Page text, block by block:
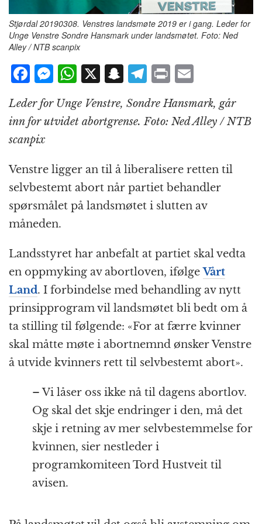
Stjørdal 20190308. Venstres landsmøte 2019 er i gang. Leder for
Unge Venstre Sondre Hansmark under landsmøtet. Foto: Ned
Alley / NTB scanpix
F
c
e
b
o
o
k
M
ss
e
g
e
r
W
at
s
p
p
X S
a
p
h
at
T
el
e
g
a
m
P
n
t
m
ai
l
Leder for Unge Venstre, Sondre Hansmark, går
inn for utvidet abortgrense. Foto: Ned Alley / NTB
scanpix
Venstre ligger an til å liberalisere retten til
selvbestemt abort når partiet behandler
spørsmålet på landsmøtet i slutten av
måneden.
Landsstyret har anbefalt at partiet skal vedta
en oppmyking av abortloven, ifølgeVårt
Land. I forbindelse med behandling av nytt
prinsipprogram vil landsmøtet bli bedt om å
ta stilling til følgende: «For at færre kvinner
skal måtte møte i abortnemnd ønsker Venstre
å utvide kvinners rett til selvbestemt abort».
– Vi låser oss ikke nå til dagens abortlov.
Og skal det skje endringer i den, må det
skje i retning av mer selvbestemmelse for
kvinnen, sier nestleder i
programkomiteen Tord Hustveit til
avisen.